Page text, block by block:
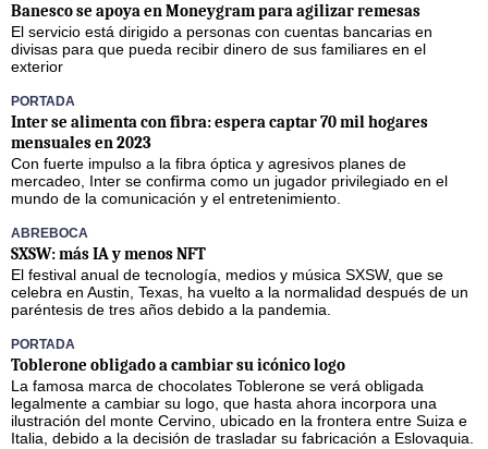
Banesco se apoya en Moneygram para agilizar remesas
El servicio está dirigido a personas con cuentas bancarias en
divisas para que pueda recibir dinero de sus familiares en el
exterior
PORTADA
Inter se alimenta con fibra: espera captar 70 mil hogares
mensuales en 2023
Con fuerte impulso a la fibra óptica y agresivos planes de
mercadeo, Inter se confirma como un jugador privilegiado en el
mundo de la comunicación y el entretenimiento.
ABREBOCA
SXSW: más IA y menos NFT
El festival anual de tecnología, medios y música SXSW, que se
celebra en Austin, Texas, ha vuelto a la normalidad después de un
paréntesis de tres años debido a la pandemia.
PORTADA
Toblerone obligado a cambiar su icónico logo
La famosa marca de chocolates Toblerone se verá obligada
legalmente a cambiar su logo, que hasta ahora incorpora una
ilustración del monte Cervino, ubicado en la frontera entre Suiza e
Italia, debido a la decisión de trasladar su fabricación a Eslovaquia.